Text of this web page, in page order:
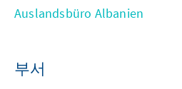
Auslandsbüro Albanien
부서